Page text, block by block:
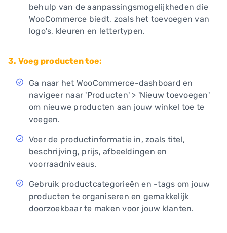
behulp van de aanpassingsmogelijkheden die
WooCommerce biedt, zoals het toevoegen van
logo's, kleuren en lettertypen.
3. Voeg producten toe:
Ga naar het WooCommerce-dashboard en
navigeer naar 'Producten' > 'Nieuw toevoegen'
om nieuwe producten aan jouw winkel toe te
voegen.
Voer de productinformatie in, zoals titel,
beschrijving, prijs, afbeeldingen en
voorraadniveaus.
Gebruik productcategorieën en -tags om jouw
producten te organiseren en gemakkelijk
doorzoekbaar te maken voor jouw klanten.